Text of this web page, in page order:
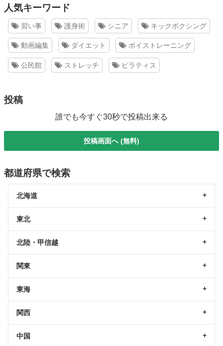
人気キーワード
習い事 護身術 シニア キックボクシング
動画編集 ダイエット ボイストレーニング
公民館 ストレッチ ピラティス
投稿
誰でも今すぐ30秒で投稿出来る
投稿画面へ (無料)
都道府県で検索
北海道
東北
北陸・甲信越
関東
東海
関西
中国